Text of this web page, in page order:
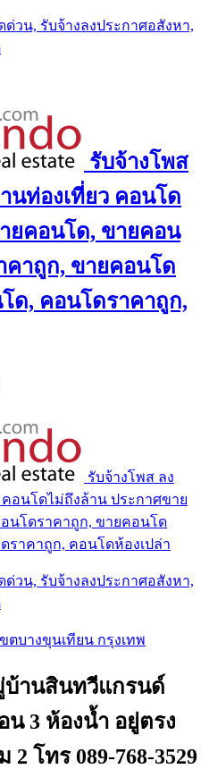
วน, รับจ้างลงประกาศอสังหา,
รับจ้างโพส
นท่องเที่ยว คอนโด
ยคอนโด, ขายคอน
คาถูก, ขายคอนโด
ด, คอนโดราคาถูก,
รับจ้างโพส ลง
อนโดไม่ถึงล้าน ประกาศขาย
นโดราคาถูก, ขายคอนโด
ราคาถูก, คอนโดห้องเปล่า
วน, รับจ้างลงประกาศอสังหา,
ตบางขุนเทียน กรุงเทพ
บ้านสินทวีแกรนด์
น 3 ห้องน้ำ อยู่ตรง
โทร 089-768-3529